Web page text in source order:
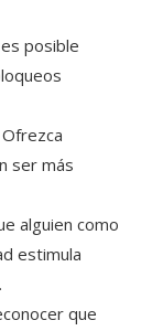
posible
Ofrezca
ser más
alguien como
estimula
que